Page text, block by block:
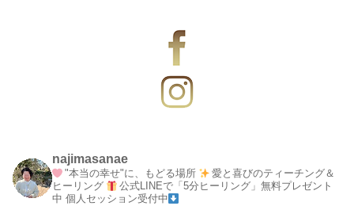
najimasanae
"本当の幸せ"に、もどる場所
愛と喜びのティーチング＆
ヒーリング
公式LINEで「5分ヒーリング」無料プレゼント
中 個人セッション受付中